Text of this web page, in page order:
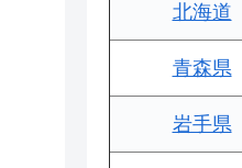
北海道
青森県
岩手県